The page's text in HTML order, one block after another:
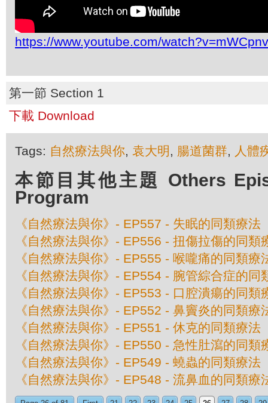
https://www.youtube.com/
第一節 Section 1
下載 Download
Tags: 自然療法與你, 袁大明 , 腸道菌群, 人體
本節目其他主題 Others
Program
《自然療法與你》- EP557 - 失眠的同類療法
《自然療法與你》- EP556 - 扭傷拉傷的同類
《自然療法與你》- EP555 - 喉嚨痛的同類療
《自然療法與你》- EP554 - 腕管綜合症的同
《自然療法與你》- EP553 - 口腔潰瘍的同類
《自然療法與你》- EP552 - 鼻竇炎的同類療
《自然療法與你》- EP551 - 休克的同類療法
《自然療法與你》- EP550 - 急性肚瀉的同類
《自然療法與你》- EP549 - 蟯蟲的同類療法
《自然療法與你》- EP548 - 流鼻血的同類療